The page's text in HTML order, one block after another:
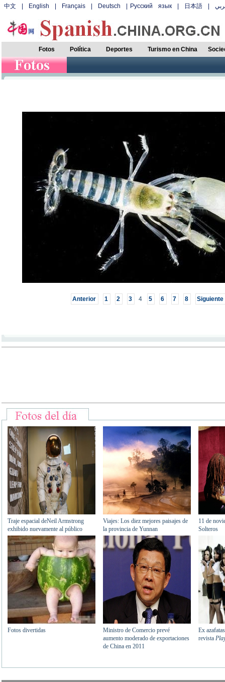
中文 English Français Deutsch Русский язык 日本語
Fotos Política Deportes Turismo en China
Anterior 1 2 3 4 5 6 7 8 Siguiente